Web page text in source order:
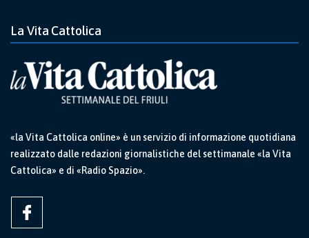
La Vita Cattolica
«la Vita Cattolica online» è un servizio di informazione quotidiana
realizzato dalle redazioni giornalistiche del settimanale «la Vita
Cattolica» e di «Radio Spazio».